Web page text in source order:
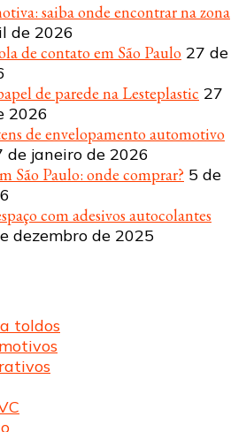
saiba onde encontrar na zona
de 2026
de contato em São Paulo 27 de
de parede na Lesteplastic 27
2026
de envelopamento automotivo
de janeiro de 2026
São Paulo: onde comprar? 5 de
com adesivos autocolantes
dezembro de 2025
toldos